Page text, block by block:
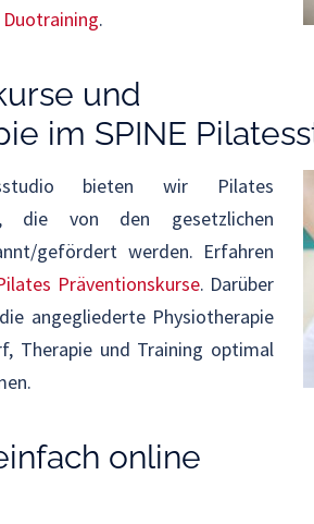
.
und
im SPINE
bieten wir Pilates
die von den gesetzlichen
gefördert werden. Erfahren
Präventionskurse. Darüber
angegliederte Physiotherapie
Therapie und Training optimal
online